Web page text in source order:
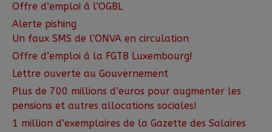
Offre d’emploi à l’OGBL
Alerte pishing
Un faux SMS de l’ONVA en circulation
Offre d’emploi à la FGTB Luxembourg!
Lettre ouverte au Gouvernement
Plus de 700 millions d’euros pour augmenter les
pensions et autres allocations sociales!
1 million d’exemplaires de la Gazette des Salaires